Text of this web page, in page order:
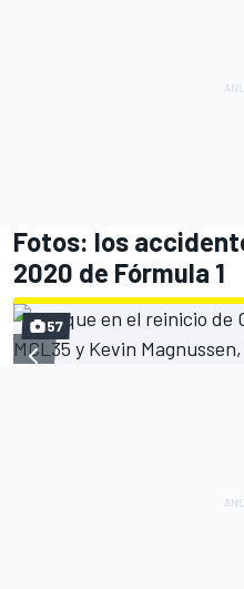
Fotos: los
2020 de Fórmula 1
57